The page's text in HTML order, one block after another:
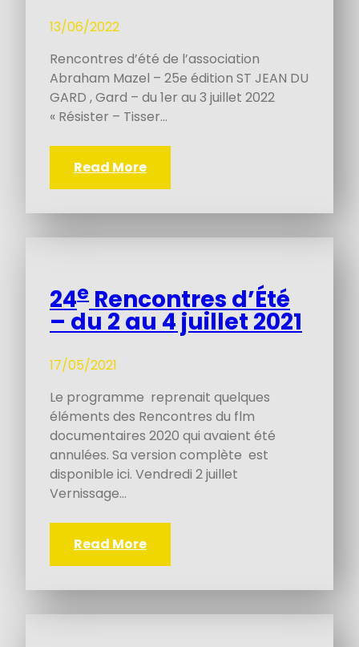
13/06/2022
Rencontres d’été de l’association
Abraham Mazel – 25e édition ST JEAN DU
GARD , Gard – du 1er au 3 juillet 2022
« Résister – Tisser…
Read More
24e Rencontres d’Été
– du 2 au 4 juillet 2021
17/05/2021
Le programme reprenait quelques
éléments des Rencontres du flm
documentaires 2020 qui avaient été
annulées. Sa version complète est
disponible ici. Vendredi 2 juillet
Vernissage…
Read More